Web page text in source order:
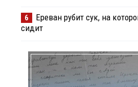
6
Ереван рубит сук, на
сидит